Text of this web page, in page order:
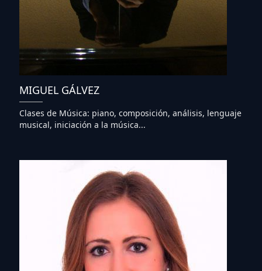
MIGUEL GÁLVEZ
Clases de Música: piano, composición, análisis, lenguaje
musical, iniciación a la música...